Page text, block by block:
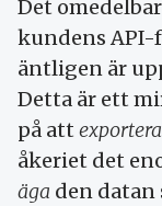
Det
kundens API-
äntligen är
Detta är ett
på att exportera
åkeriet det
äga den datan